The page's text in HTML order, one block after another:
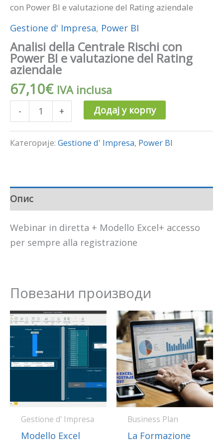
con Power BI e valutazione del Rating aziendale
Gestione d' Impresa, Power BI
Analisi della Centrale Rischi con
Power BI e valutazione del Rating
aziendale
67,10€ IVA inclusa
-
aziendale
+ Додај у корпу
Категорије: Gestione d' Impresa, Power BI
Опис
Webinar in diretta + Modello Excel+ accesso
per sempre alla registrazione
Повезани производи
Gestione d' Impresa
Modello Excel
Business Plan
La Formazione